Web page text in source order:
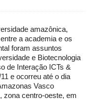
amazônica,
a academia e os
foram assuntos
e Biotecnologia
de Interação ICTs &
e ocorreu até o dia
Vasco
zona centro-oeste, em